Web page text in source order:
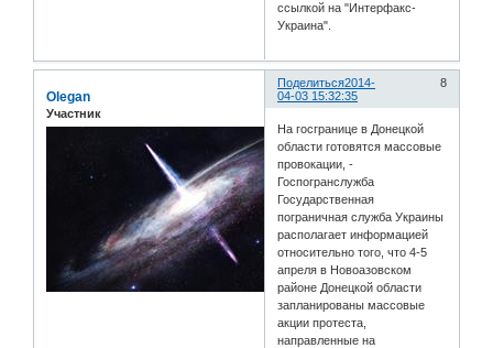
ссылкой на "Интерфакс-
Украина".
Поделиться 8
2014-
04-03 15:32:35
Olegan
Участник
На госгранице в Донецкой
области готовятся массовые
провокации, -
Госпогранслужба
Государственная
пограничная служба Украины
располагает информацией
относительно того, что 4-5
апреля в Новоазовском
районе Донецкой области
запланированы массовые
акции протеста,
направленные на